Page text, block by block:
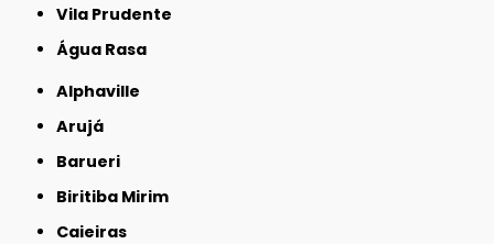
Vila Prudente
Água Rasa
Alphaville
Arujá
Barueri
Biritiba Mirim
Caieiras